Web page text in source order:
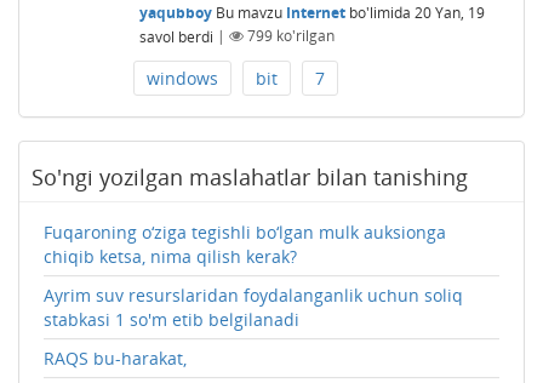
yaqubboy Bu mavzu Internetbo'limida 20 Yan, 19
savol berdi | 799ko'rilgan
windows bit 7
So'ngi yozilgan maslahatlar bilan tanishing
Fuqaroning o‘ziga tegishli bo‘lgan mulk auksionga
chiqib ketsa, nima qilish kerak?
Ayrim suv resurslaridan foydalanganlik uchun soliq
stabkasi 1 so'm etib belgilanadi
RAQS bu-harakat,